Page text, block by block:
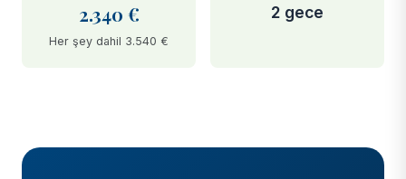
2.340 €
Her şey dahil 3.540 €
2 gece